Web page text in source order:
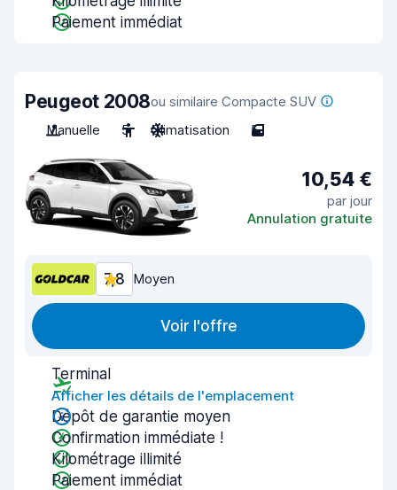
Paiement immédiat
Peugeot 2008ou similaire Compacte SUV
Manuelle
5 Climatisation 5
10,54 €
par jour
Annulation gratuite
7,8 Moyen
Voir l'offre
Terminal
Afficher les détails de l'emplacement
Dépôt de garantie moyen
Confirmation immédiate !
Kilométrage illimité
Paiement immédiat